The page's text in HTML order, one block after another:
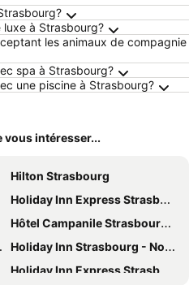
luxe à Strasbourg?
les animaux de compagnie
spa à Strasbourg?
une piscine à Strasbourg?
vous intéresser...
Hilton Strasbourg
Holiday Inn Express Strasbourg - Centre By Ihg
Hôtel Campanile Strasbourg Aéroport Lingolsheim
Holiday Inn Strasbourg - Nord by IHG
Holiday Inn Express Strasbourg - Sud by IHG